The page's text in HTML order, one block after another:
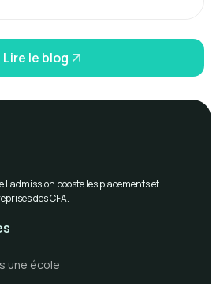
Lire le blog
booste les placements et
des CFA.
une école